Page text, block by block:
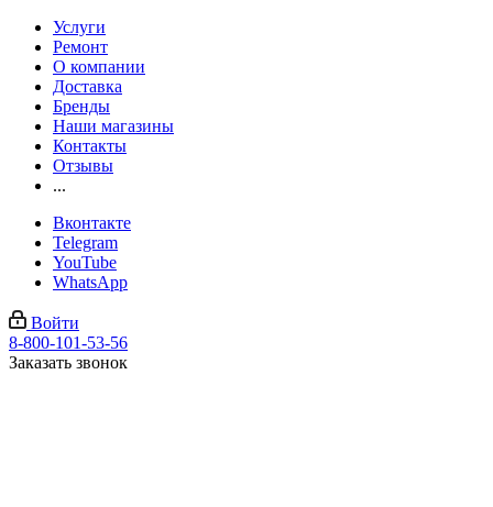
Услуги
Ремонт
О компании
Доставка
Бренды
Наши магазины
Контакты
Отзывы
...
Вконтакте
Telegram
YouTube
WhatsApp
Войти
8-800-101-53-56
Заказать звонок